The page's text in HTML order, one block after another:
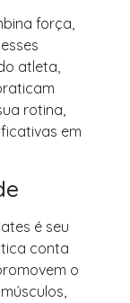
força,
atleta,
rotina,
em
é seu
conta
o